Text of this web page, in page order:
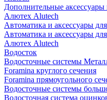
Дополнительные
Алютех Alutech
Автоматика и аксессуары
Автоматика и аксессуары
Алютех Alutech
Водосток
Водосточные системы
Foramina круглого сечения
Foramina прямоугольного
Водосточные системы
Водосточная система